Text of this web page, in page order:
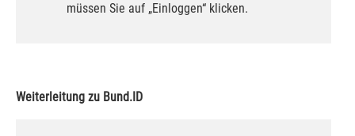
müssen Sie auf „Einloggen“ klicken.
Weiterleitung zu Bund.ID